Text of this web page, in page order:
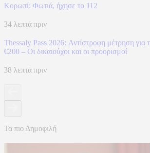
Κορωπί: Φωτιά, ήχησε το 112
34 λεπτά πριν
Thessaly Pass 2026: Αντίστροφη μέτρηση για
€200 – Οι δικαιούχοι και οι προορισμοί
38 λεπτά πριν
Τα πιο Δημοφιλή